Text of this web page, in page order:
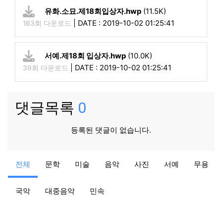
유화.소묘.제18회입상자.hwp (11.5K)
163회 다운로드 DATE : 2019-10-02 01:25:41
서예.제18회 입상자.hwp (10.0K)
39회 다운로드 DATE : 2019-10-02 01:25:41
댓글목록 0
등록된 댓글이 없습니다.
전체 문학 미술 음악 사진 서예 무용
국악 대중음악 민속
음악분과 민원답변입니다.
음악분과 10-10 31,520